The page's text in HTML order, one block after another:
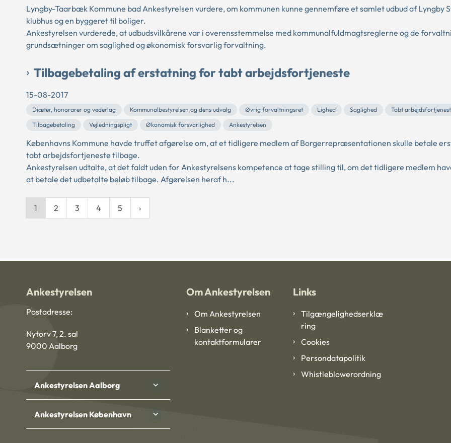
Lyngby-Taarbæk Kommune bad Ankestyrelsen vurdere, om kommunen kunne gennemføre et samlet udbud af Lyngby
klubhus og en byggeret til boliger.
Ankestyrelsen vurderede, at udbudsvilkårene var i overensstemmelse med kommunalfuldmagtsreglerne og de
grundsætninger om saglighed og økonomisk forsvarlig forvaltning.
Tilbagebetaling af erstatning for tabt arbejdsfortjeneste
15-08-2017
Diæter, honorarer og vederlag Kommunalbestyrelsen og dens udvalg Øvrig forvaltningsret Lighed Saglighed
Tabt
Tilbagebetaling
Vejledningspligt Økonomisk forsvarlighed Ankestyrelsen
Københavns Kommune havde truffet afgørelse om, at et tidligere medlem af Borgerrepræsentationen skulle betale
tabt arbejdsfortjeneste tilbage.
Ankestyrelsen udtalte, at det faldt uden for Ankestyrelsens kompetence at tage stilling til, om det tidligere medlem
at betale det udbetalte beløb tilbage. Afgørelsen heraf h...
1 2 3 4 5
Ankestyrelsen
Postadresse:
Nytorv 7, 2. sal
9000 Aalborg
Ankestyrelsen Aalborg
Ankestyrelsen København
Om Ankestyrelsen
Om Ankestyrelsen
Blanketter og
kontaktformularer
Links
Tilgængelighedserklæ
ring
Cookies
Persondatapolitik
Whistleblowerordning